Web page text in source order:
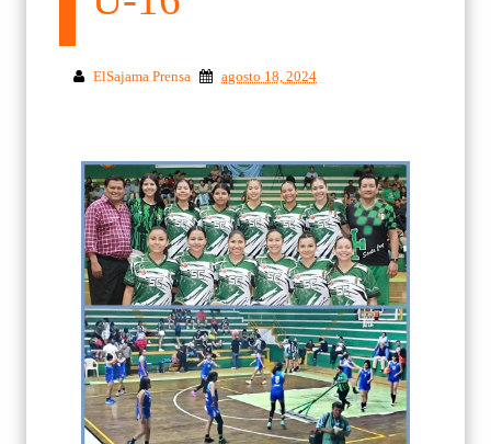
ElSajama Prensa agosto 18, 2024